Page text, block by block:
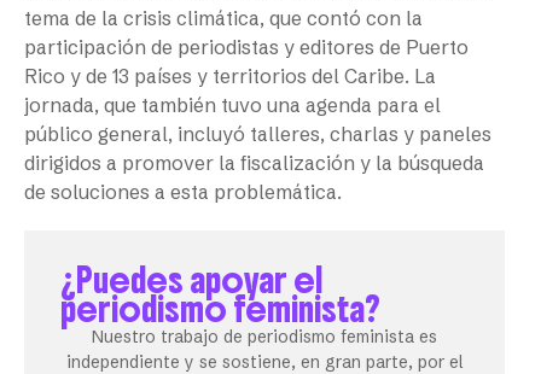
tema de la crisis climática, que contó con la
participación de periodistas y editores de Puerto
Rico y de 13 países y territorios del Caribe. La
jornada, que también tuvo una agenda para el
público general, incluyó talleres, charlas y paneles
dirigidos a promover la fiscalización y la búsqueda
de soluciones a esta problemática.
¿Puedes apoyar el
periodismo feminista?
Nuestro trabajo de periodismo feminista es
independiente y se sostiene, en gran parte, por el